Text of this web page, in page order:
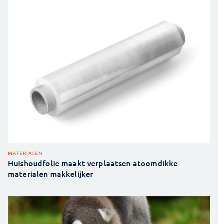
MATERIALEN
Huishoudfolie maakt verplaatsen atoomdikke
materialen makkelijker